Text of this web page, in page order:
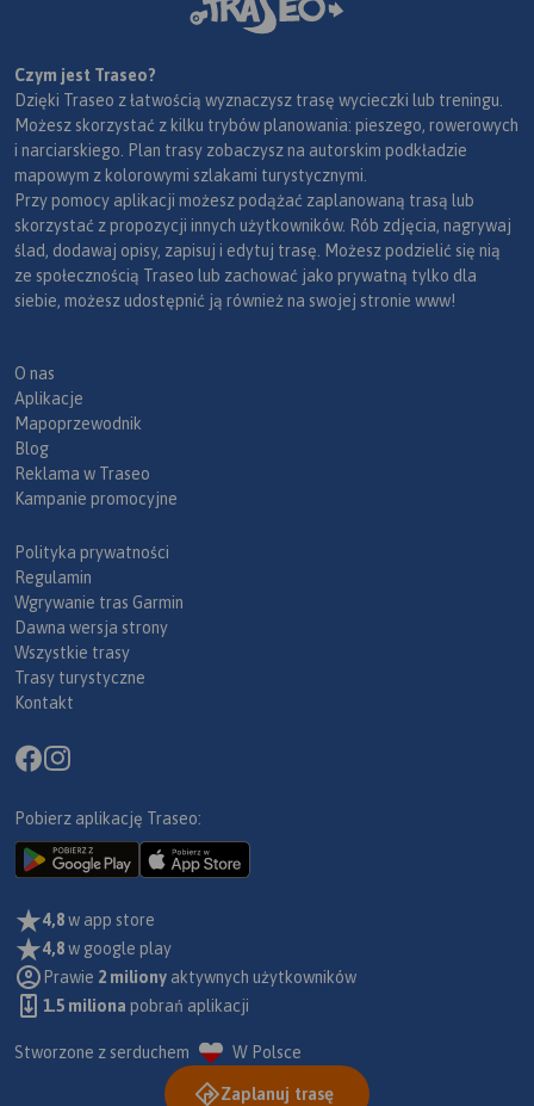
Czym jest Traseo?
Dzięki Traseo z łatwością wyznaczysz trasę wycieczki lub treningu.
Możesz skorzystać z kilku trybów planowania: pieszego, rowerowych
i narciarskiego. Plan trasy zobaczysz na autorskim podkładzie
mapowym z kolorowymi szlakami turystycznymi.
Przy pomocy aplikacji możesz podążać zaplanowaną trasą lub
skorzystać z propozycji innych użytkowników. Rób zdjęcia, nagrywaj
ślad, dodawaj opisy, zapisuj i edytuj trasę. Możesz podzielić się nią
ze społecznością Traseo lub zachować jako prywatną tylko dla
siebie, możesz udostępnić ją również na swojej stronie www!
O nas
Aplikacje
Mapoprzewodnik
Blog
Reklama w Traseo
Kampanie promocyjne
Polityka prywatności
Regulamin
Wgrywanie tras Garmin
Dawna wersja strony
Wszystkie trasy
Trasy turystyczne
Kontakt
Pobierz aplikację Traseo:
4,8w app store
4,8w google play
Prawie 2 miliony aktywnych użytkowników
1.5 miliona pobrań aplikacji
Stworzone z serduchem W Polsce
Zaplanuj trasę